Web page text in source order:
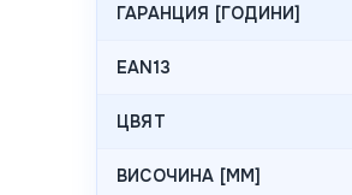
ГАРАНЦИЯ [ГОДИНИ]
EAN13
ЦВЯТ
ВИСОЧИНА [MM]